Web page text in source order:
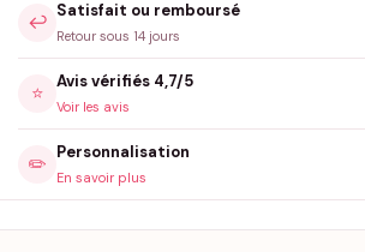
↩️
Satisfait ou remboursé
Retour sous 14 jours
⭐
Avis vérifiés 4,7/5
Voir les avis
✏️
Personnalisation
En savoir plus